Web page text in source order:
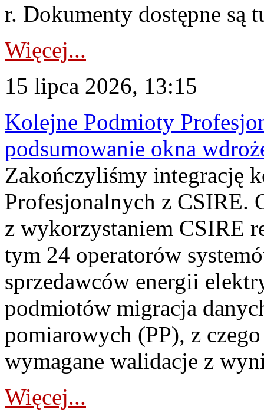
r. Dokumenty dostępne są
Więcej...
15 lipca 2026, 13:15
Kolejne Podmioty
podsumowanie okna
Zakończyliśmy integrację
Profesjonalnych z CSIRE.
z wykorzystaniem CSIRE
tym 24 operatorów
sprzedawców energii
podmiotów migracja
pomiarowych (PP), z
wymagane walidacje z
Więcej...